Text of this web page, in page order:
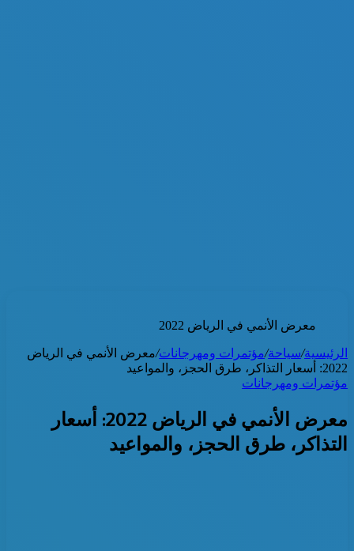
معرض الأنمي في الرياض 2022
الرئيسية/سياحة/مؤتمرات ومهرجانات/معرض الأنمي في الرياض
2022: أسعار التذاكر، طرق الحجز، والمواعيد
مؤتمرات ومهرجانات
معرض الأنمي في الرياض 2022: أسعار
التذاكر، طرق الحجز، والمواعيد